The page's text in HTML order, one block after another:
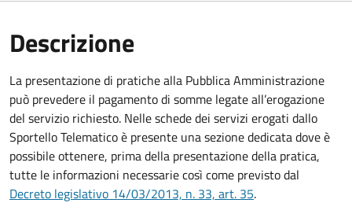
Descrizione
La presentazione di pratiche alla Pubblica Amministrazione
può prevedere il pagamento di somme legate all’erogazione
del servizio richiesto. Nelle schede dei servizi erogati dallo
Sportello Telematico è presente una sezione dedicata dove è
possibile ottenere, prima della presentazione della pratica,
tutte le informazioni necessarie così come previsto dal
Decreto legislativo 14/03/2013, n. 33, art. 35.